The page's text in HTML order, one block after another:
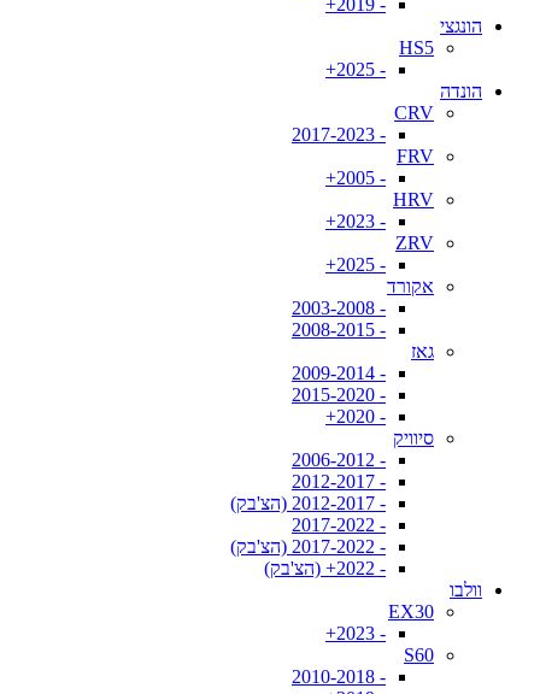
- 2019+
הונגצי
HS5
- 2025+
הונדה
CRV
- 2017-2023
FRV
- 2005+
HRV
- 2023+
ZRV
- 2025+
אקורד
- 2003-2008
- 2008-2015
גאז
- 2009-2014
- 2015-2020
- 2020+
סיוויק
- 2006-2012
- 2012-2017
- 2012-2017 (הצ'בק)
- 2017-2022
- 2017-2022 (הצ'בק)
- 2022+ (הצ'בק)
וולבו
EX30
- 2023+
S60
- 2010-2018